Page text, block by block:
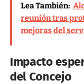
Lea También:
reunión tras
mejoras del
Impacto
del Concejo